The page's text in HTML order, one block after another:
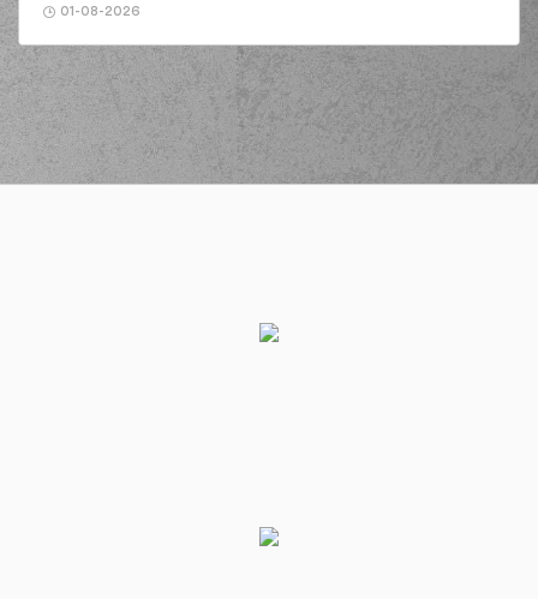
01-08-2026